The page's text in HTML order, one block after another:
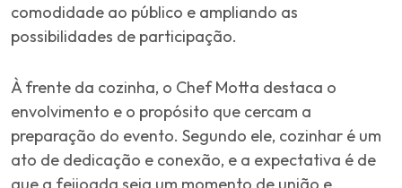
comodidade ao público e ampliando as
possibilidades de participação.
À frente da cozinha, o Chef Motta destaca o
envolvimento e o propósito que cercam a
preparação do evento. Segundo ele, cozinhar é um
ato de dedicação e conexão, e a expectativa é de
que a feijoada seja um momento de união e